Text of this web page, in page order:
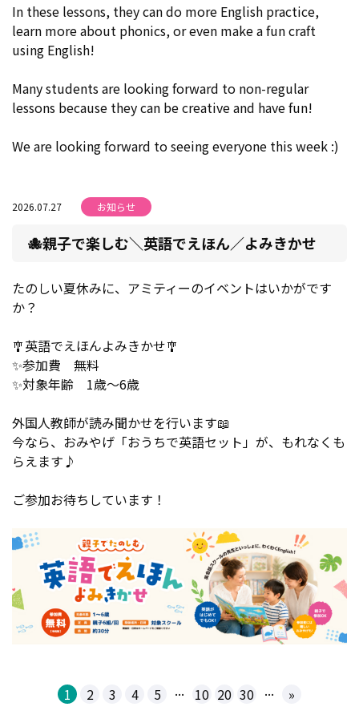
In these lessons, they can do more English practice,
learn more about phonics, or even make a fun craft
using English!
Many students are looking forward to non-regular
lessons because they can be creative and have fun!
We are looking forward to seeing everyone this week :)
2026.07.27 お知らせ
🐙親子で楽しむ＼英語でえほん／よみきかせ
たのしい夏休みに、アミティーのイベントはいかがです
か？
🎐英語でえほんよみきかせ🎐
✨参加費 無料
✨対象年齢 1歳～6歳
外国人教師が読み聞かせを行います📖
今なら、おみやげ「おうちで英語セット」が、もれなくも
らえます♪
ご参加お待ちしています！
1 2 3 4 5 ... 10 20 30 ... »